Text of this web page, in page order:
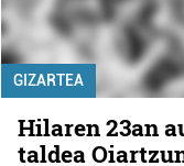
GIZARTEA
Hilaren 23an
taldea